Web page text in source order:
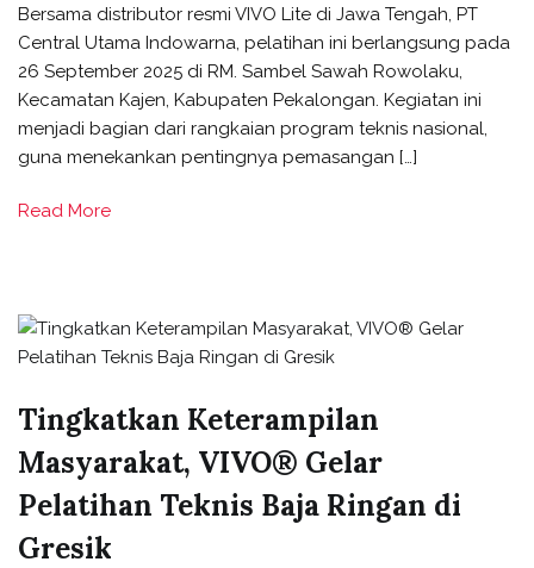
Bersama distributor resmi VIVO Lite di Jawa Tengah, PT
Central Utama Indowarna, pelatihan ini berlangsung pada
26 September 2025 di RM. Sambel Sawah Rowolaku,
Kecamatan Kajen, Kabupaten Pekalongan. Kegiatan ini
menjadi bagian dari rangkaian program teknis nasional,
guna menekankan pentingnya pemasangan […]
Read More
Tingkatkan Keterampilan
Masyarakat, VIVO® Gelar
Pelatihan Teknis Baja Ringan di
Gresik